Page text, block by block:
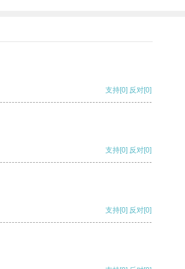
支持[0] 反对[0]
支持[0] 反对[0]
支持[0] 反对[0]